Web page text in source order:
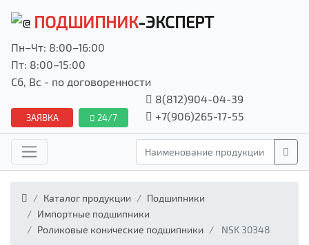
ПОДШИПНИК-ЭКСПЕРТ
Пн–Чт: 8:00–16:00
Пт: 8:00–15:00
Сб, Вс - по договоренности
ЗАЯВКА 24/7
8(812)904-04-39
+7(906)265-17-55
Каталог продукции
Подшипники
Импортные подшипники
Роликовые конические подшипники
NSK 30348